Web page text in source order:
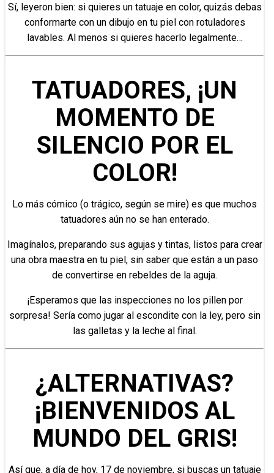
Sí, leyeron bien: si quieres un tatuaje en color, quizás debas
conformarte con un dibujo en tu piel con rotuladores
lavables. Al menos si quieres hacerlo legalmente…
TATUADORES, ¡UN
MOMENTO DE
SILENCIO POR EL
COLOR!
Lo más cómico (o trágico, según se mire) es que muchos
tatuadores aún no se han enterado.
Imagínalos, preparando sus agujas y tintas, listos para crear
una obra maestra en tu piel, sin saber que están a un paso
de convertirse en rebeldes de la aguja.
¡Esperamos que las inspecciones no los pillen por
sorpresa! Sería como jugar al escondite con la ley, pero sin
las galletas y la leche al final.
¿ALTERNATIVAS?
¡BIENVENIDOS AL
MUNDO DEL GRIS!
Así que, a día de hoy, 17 de noviembre, si buscas un tatuaje